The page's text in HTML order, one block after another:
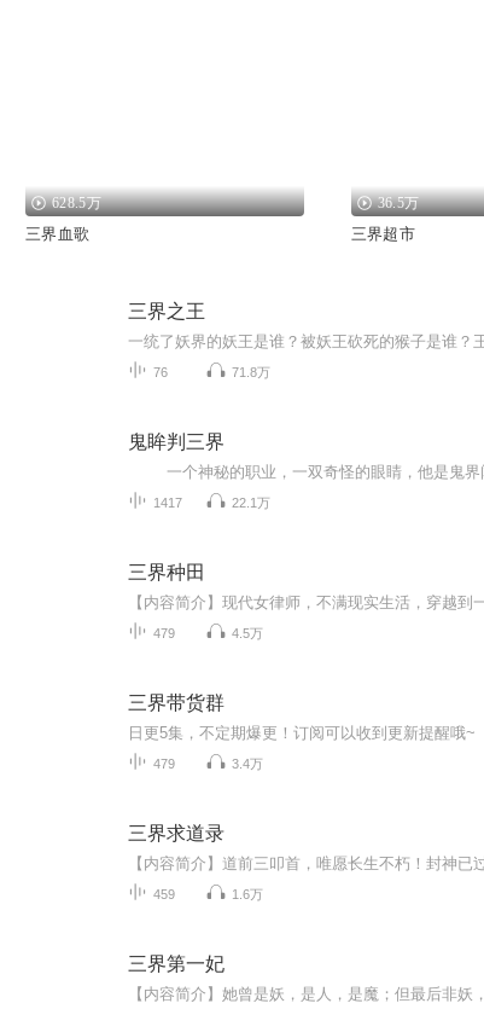
628.5万
三界血歌
36.5万
三界超市
三界之王
76 71.8万
鬼眸判三界
1417 22.1万
三界种田
479 4.5万
三界带货群
479 3.4万
三界求道录
459 1.6万
三界第一妃